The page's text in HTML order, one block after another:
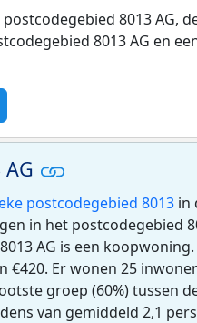
8013 AG,
8013 AG en
postcodegebied 8013 in
in het postcodegebied
AG is een
€420. Er wonen 25
groep (60%) tussen
van gemiddeld 2,1